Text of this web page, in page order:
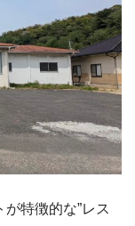
特徴的な”レス